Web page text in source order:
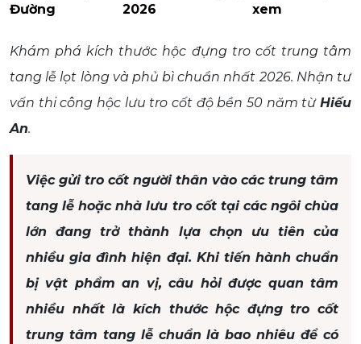
Đường
2026
xem
Khám phá kích thước hộc đựng tro cốt trung tâm
tang lễ lọt lòng và phủ bì chuẩn nhất 2026. Nhận tư
vấn thi công hộc lưu tro cốt độ bền 50 năm từ Hiếu
An.
Việc gửi tro cốt người thân vào các trung tâm
tang lễ hoặc nhà lưu tro cốt tại các ngôi chùa
lớn đang trở thành lựa chọn ưu tiên của
nhiều gia đình hiện đại. Khi tiến hành chuẩn
bị vật phẩm an vị, câu hỏi được quan tâm
nhiều nhất là kích thước hộc đựng tro cốt
trung tâm tang lễ chuẩn là bao nhiêu để có